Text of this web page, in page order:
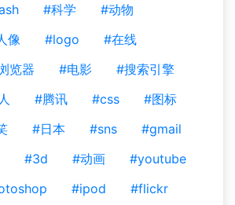
#科学
#动物
像 #logo
#在线
览器 #电影
#搜索引擎
#腾讯 #css
#图标
#日本 #sns
#gmail
#3d #动画
#youtube
#ipod
#flickr